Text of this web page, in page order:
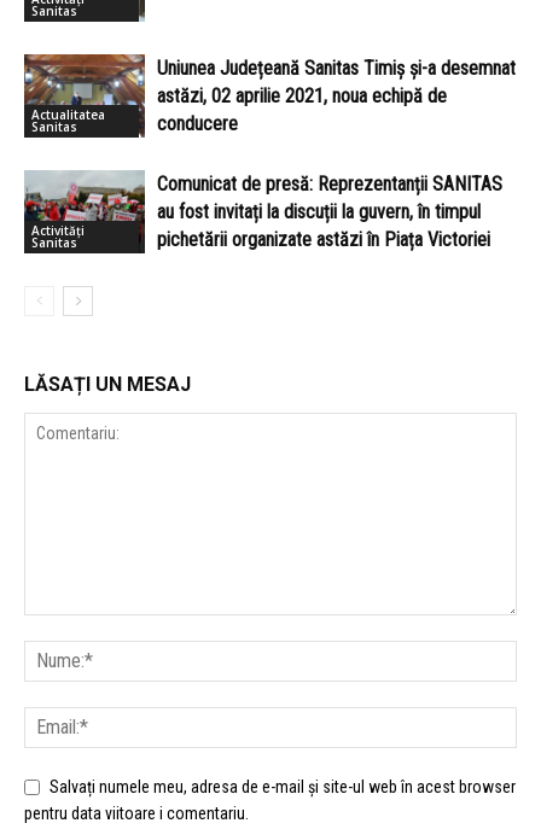
Sanitas
Actualitatea
Sanitas
Uniunea Județeană Sanitas Timiș și-a desemnat
astăzi, 02 aprilie 2021, noua echipă de
conducere
Activități
Sanitas
Comunicat de presă: Reprezentanții SANITAS
au fost invitați la discuții la guvern, în timpul
pichetării organizate astăzi în Piața Victoriei
LĂSAȚI UN MESAJ
Salvați numele meu, adresa de e-mail și site-ul web în acest browser
pentru data viitoare i comentariu.